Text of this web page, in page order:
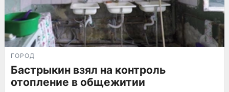
ГОРОД
Бастрыкин взял на контроль
отопление в общежитии